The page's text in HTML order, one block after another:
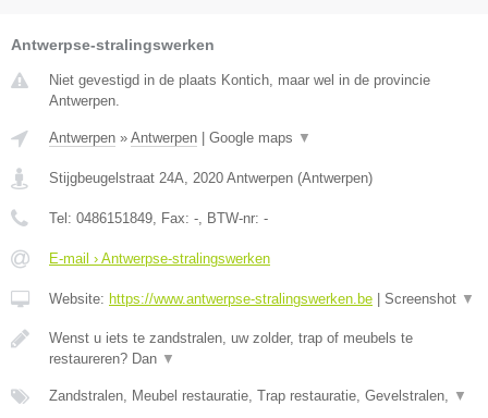
Antwerpse-stralingswerken
Niet gevestigd in de plaats Kontich, maar wel in de provincie
Antwerpen.
Antwerpen » Antwerpen Google maps ▼
Stijgbeugelstraat 24A 2020 Antwerpen (Antwerpen)
Tel: 0486151849 , Fax: - , BTW-nr: -
E-mail › Antwerpse-stralingswerken
Website: https://www.antwerpse-stralingswerken.be Screenshot ▼
Wenst u iets te zandstralen, uw zolder, trap of meubels te
restaureren? Dan ▼
Zandstralen, Meubel restauratie, Trap restauratie, Gevelstralen, ▼